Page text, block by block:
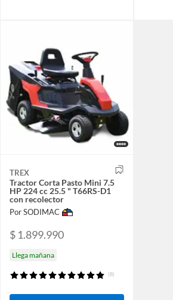
TREX
Tractor Corta Pasto Mini 7.5
HP 224 cc 25.5 " T66RS-D1
con recolector
Por SODIMAC
$ 1.899.990
Llega mañana
(8)